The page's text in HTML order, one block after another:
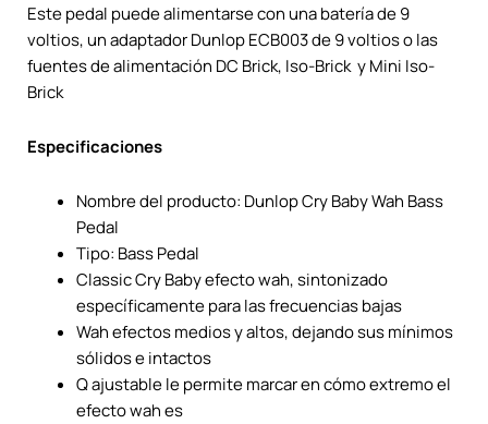
Este pedal puede alimentarse con una batería de 9
voltios, un adaptador Dunlop ECB003 de 9 voltios o las
fuentes de alimentación DC Brick, Iso-Brick y Mini Iso-
Brick
Especificaciones
Nombre del producto: Dunlop Cry Baby Wah Bass
Pedal
Tipo: Bass Pedal
Classic Cry Baby efecto wah, sintonizado
específicamente para las frecuencias bajas
Wah efectos medios y altos, dejando sus mínimos
sólidos e intactos
Q ajustable le permite marcar en cómo extremo el
efecto wah es